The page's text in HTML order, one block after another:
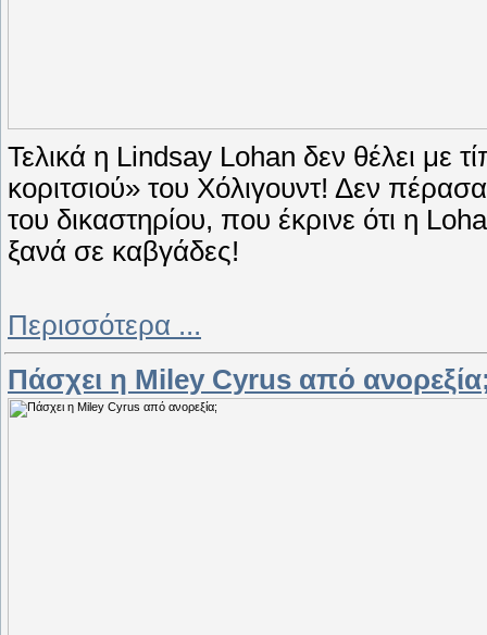
Τελικά η Lindsay Lohan δεν θέλει με
κοριτσιού» του Χόλιγουντ! Δεν
του δικαστηρίου, που έκρινε ότι η
ξανά σε καβγάδες!
Περισσότερα ...
Πάσχει η Miley Cyrus από